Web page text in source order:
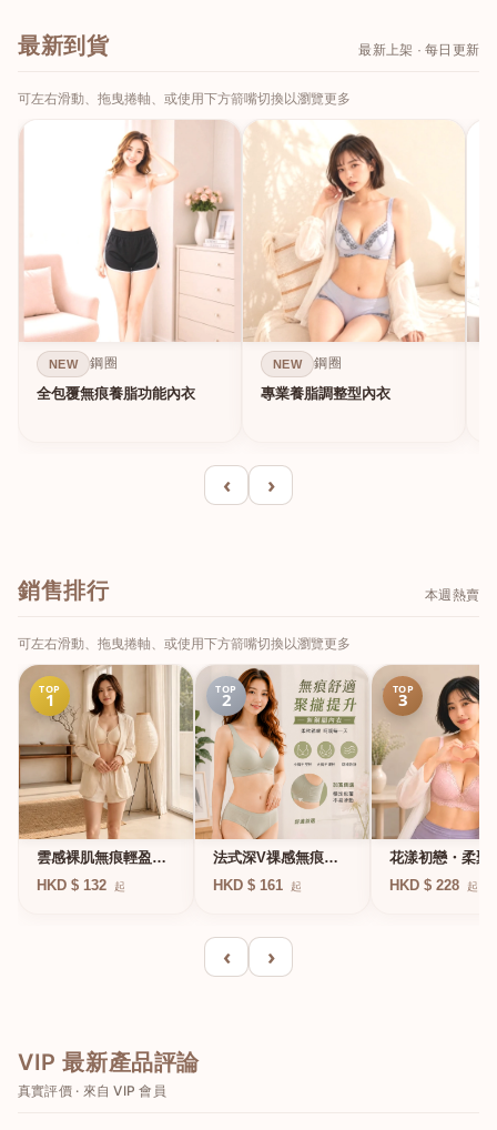
最新到貨 最新上架 · 每日更新
可左右滑動、拖曳捲軸、或使用下方箭嘴切換以瀏覽更多
NEW 鋼圈
全包覆無痕養脂功能內衣
NEW 鋼圈
專業養脂調整型內衣
‹ ›
銷售排行 本週熱賣
可左右滑動、拖曳捲軸、或使用下方箭嘴切換以瀏覽更多
TOP
1
雲感裸肌無痕輕盈無
鋼圈內衣
HKD $ 132 起
TOP
2
法式深V祼感無痕果
凍軟支撐條無鋼圈內
HKD $ 161 起
TOP
3
花漾初戀・柔聚
圈蕾絲內衣
HKD $ 228 起
‹ ›
VIP 最新產品評論
真實評價 · 來自 VIP 會員